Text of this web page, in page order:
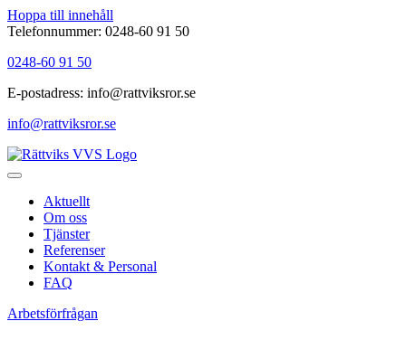
Hoppa till innehåll
Telefonnummer: 0248-60 91 50
0248-60 91 50
E-postadress: info@rattviksror.se
info@rattviksror.se
Aktuellt
Om oss
Tjänster
Referenser
Kontakt & Personal
FAQ
Arbetsförfrågan